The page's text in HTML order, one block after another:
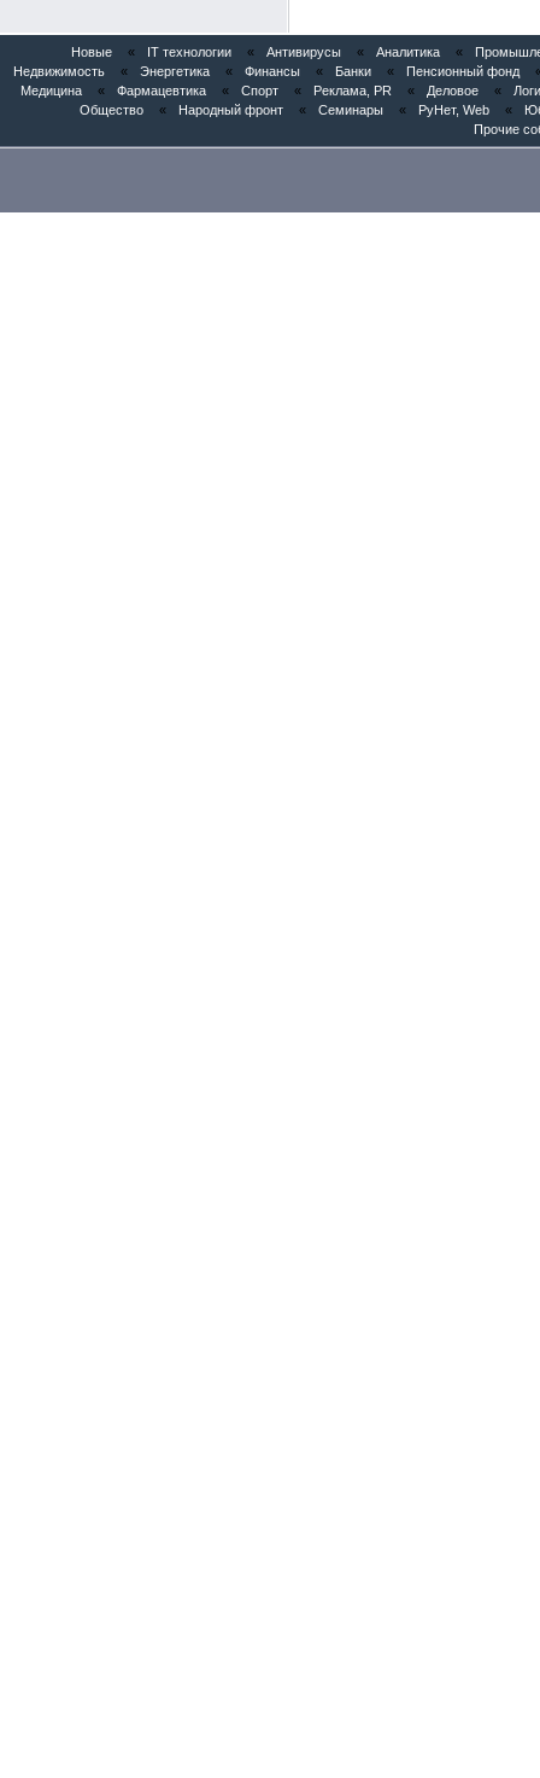
Новые « IT технологии « Антивирусы « Аналитика «
Недвижимость
« Энергетика « Финансы « Банки « Пенсионный фонд
Медицина
« Фармацевтика « Спорт « Реклама, PR « Деловое «
Общество
« Народный фронт « Семинары « РуНет, Web «
Прочие